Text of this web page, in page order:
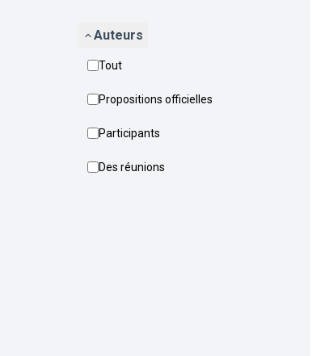
Auteurs
Tout
Propositions officielles
Participants
Des réunions